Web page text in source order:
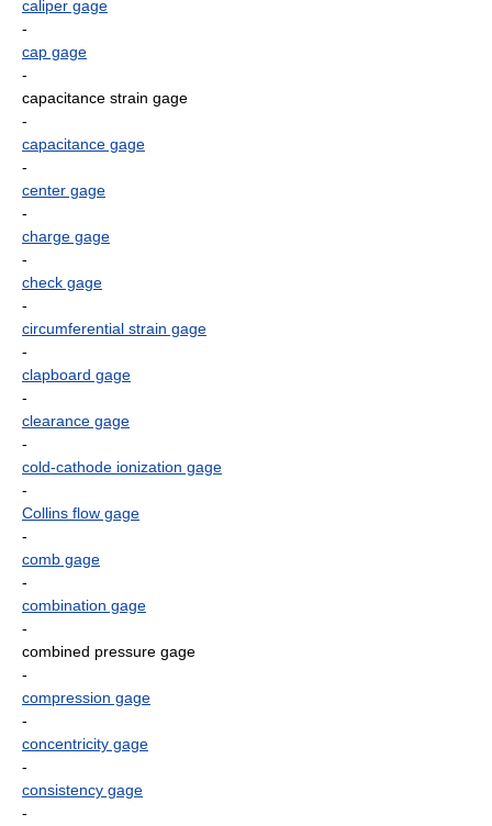
caliper gage
-
cap gage
-
capacitance strain gage
-
capacitance gage
-
center gage
-
charge gage
-
check gage
-
circumferential strain gage
-
clapboard gage
-
clearance gage
-
cold-cathode ionization gage
-
Collins flow gage
-
comb gage
-
combination gage
-
combined pressure gage
-
compression gage
-
concentricity gage
-
consistency gage
-